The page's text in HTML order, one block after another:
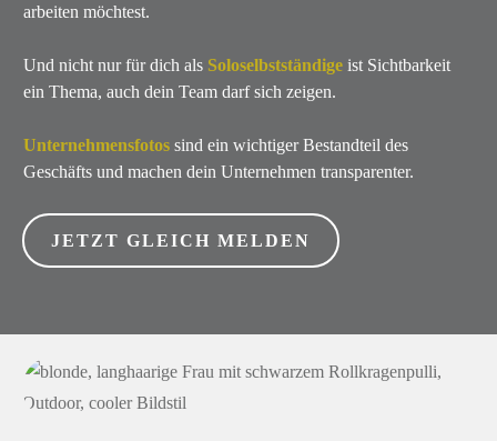
arbeiten möchtest.
Und nicht nur für dich als Soloselbstständige ist Sichtbarkeit
ein Thema, auch dein Team darf sich zeigen.
Unternehmensfotos sind ein wichtiger Bestandteil des
Geschäfts und machen dein Unternehmen transparenter.
JETZT GLEICH MELDEN